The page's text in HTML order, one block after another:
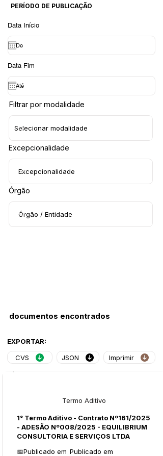
PERÍODO DE PUBLICAÇÃO
Data Início
Data Fim
Filtrar por modalidade
Excepcionalidade
Órgão
documentos encontrados
EXPORTAR:
CVS
JSON Imprimir
Termo Aditivo
1° Termo Aditivo - Contrato Nº161/2025
- ADESÃO Nº008/2025 - EQUILIBRIUM
CONSULTORIA E SERVIÇOS LTDA
📅Publicado em Publicado em